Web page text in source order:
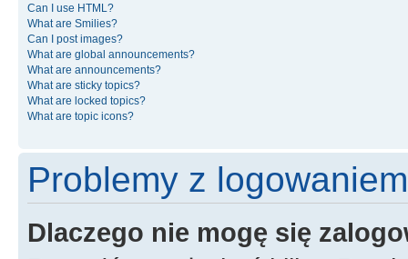
Can I use HTML?
What are Smilies?
Can I post images?
What are global announcements?
What are announcements?
What are sticky topics?
What are locked topics?
What are topic icons?
Problemy z
Dlaczego nie mogę się